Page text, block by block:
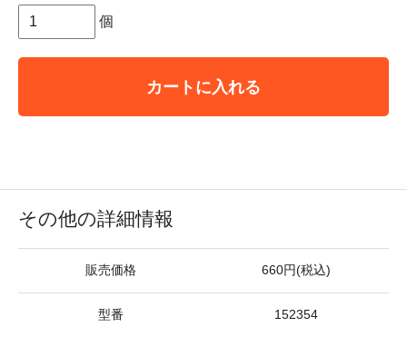
個
カートに入れる
その他の詳細情報
販売価格 660円(税込)
型番 152354